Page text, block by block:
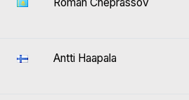
Antti Haapala